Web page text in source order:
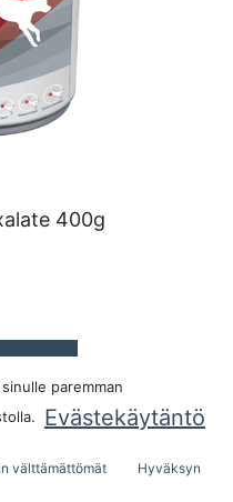
400g
paremman
Evästekäytäntö
välttämättömät Hyväksyn